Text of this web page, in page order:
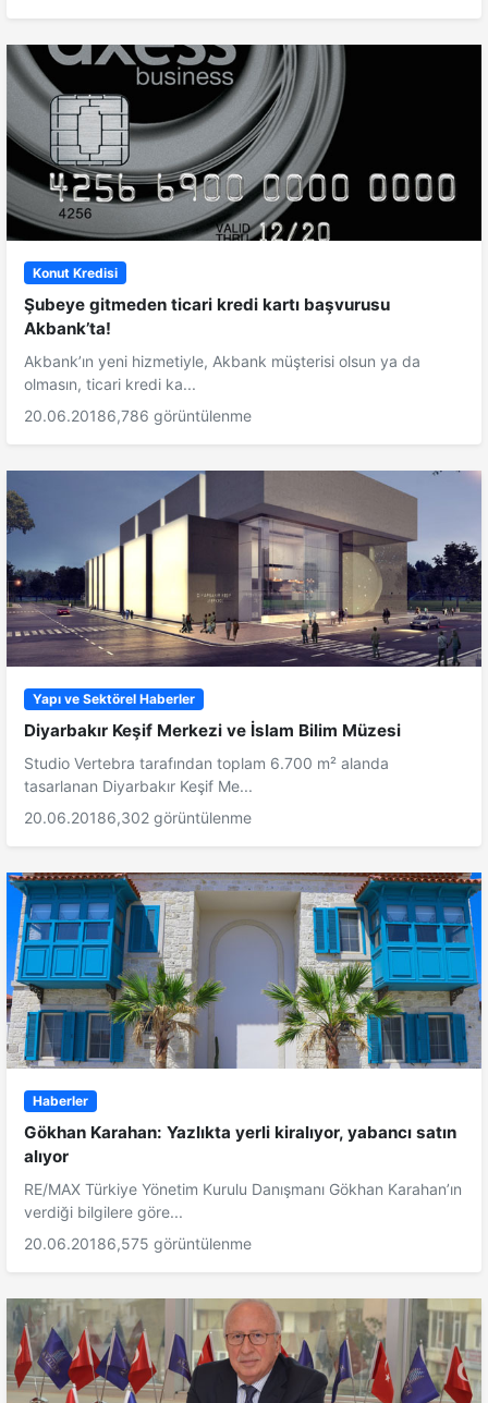
Konut Kredisi
Şubeye gitmeden ticari kredi kartı başvurusu
Akbank’ta!
Akbank’ın yeni hizmetiyle, Akbank müşterisi olsun ya da
olmasın, ticari kredi ka...
20.06.20186,786 görüntülenme
Yapı ve Sektörel Haberler
Diyarbakır Keşif Merkezi ve İslam Bilim Müzesi
Studio Vertebra tarafından toplam 6.700 m² alanda
tasarlanan Diyarbakır Keşif Me...
20.06.20186,302 görüntülenme
Haberler
Gökhan Karahan: Yazlıkta yerli kiralıyor, yabancı satın
alıyor
RE/MAX Türkiye Yönetim Kurulu Danışmanı Gökhan Karahan’ın
verdiği bilgilere göre...
20.06.20186,575 görüntülenme